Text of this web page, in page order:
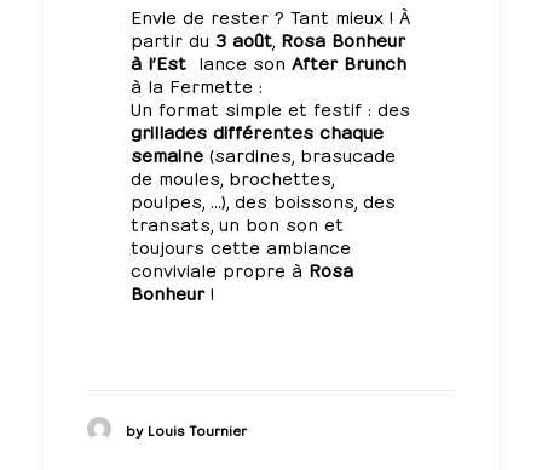
Envie de rester ? Tant mieux ! À
partir du 3 août Rosa Bonheur
à l’Est lance son After Brunch
à la Fermette :
Un format simple et festif : des
grillades différentes chaque
semaine (sardines, brasucade
de moules, brochettes,
poulpes, …), des boissons, des
transats, un bon son et
toujours cette ambiance
conviviale propre à Rosa
Bonheur!
by Louis Tournier